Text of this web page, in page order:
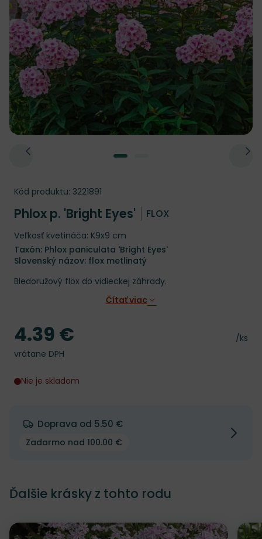
Kód produktu: 3221891
Phlox p. 'Bright Eyes' FLOX
Veľkosť kvetináča: K9x9 cm
Taxón: Phlox paniculata 'Bright Eyes'
Slovenský názov: flox metlinatý
Bledoružový flox do vidieckej záhrady.
Čítať viac
Cena
/ks
Cena
4.39 €
vrátane DPH
Nie je skladom
Doprava od 5.50 €
Zadarmo nad 100.00 €
Ďalšie krásky z tohto rodu